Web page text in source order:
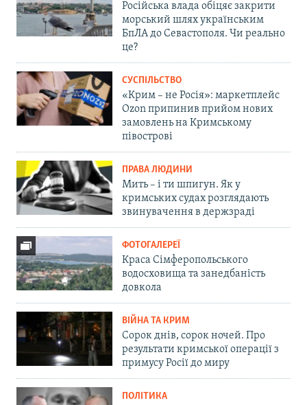
Російська влада обіцяє закрити
морський шлях українським
БпЛА до Севастополя. Чи реально
це?
СУСПІЛЬСТВО
«Крим – не Росія»: маркетплейс
Ozon припинив прийом нових
замовлень на Кримському
півострові
ПРАВА ЛЮДИНИ
Мить – і ти шпигун. Як у
кримських судах розглядають
звинувачення в держзраді
ФОТОГАЛЕРЕЇ
Краса Сімферопольського
водосховища та занедбаність
довкола
ВІЙНА ТА КРИМ
Сорок днів, сорок ночей. Про
результати кримської операції з
примусу Росії до миру
ПОЛІТИКА